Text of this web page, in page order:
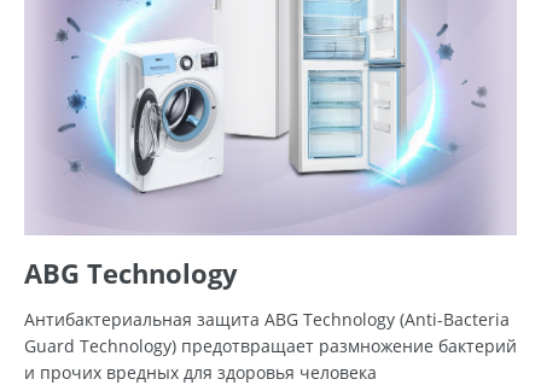
ABG Technology
Антибактериальная защита ABG Technology (Anti-Bacteria
Guard Technology) предотвращает размножение бактерий
и прочих вредных для здоровья человека